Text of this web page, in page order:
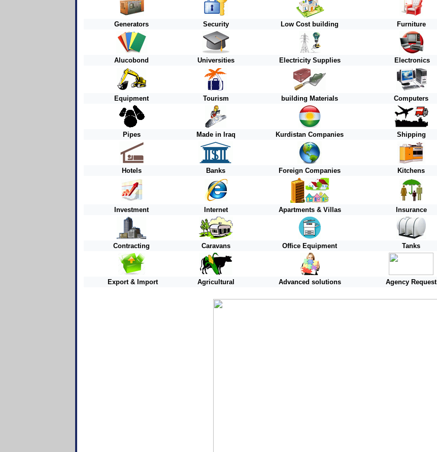
Generators Security Low Cost building Furniture
Alucobond Universities Electricity Supplies Electronics
Equipment Tourism building Materials Computers
Pipes Made in Iraq Kurdistan Companies Shipping
Hotels Banks Foreign Companies Kitchens
Investment Internet Apartments & Villas Insurance
Contracting Caravans Office Equipment Tanks
Export & Import Agricultural Advanced solutions Agency Request